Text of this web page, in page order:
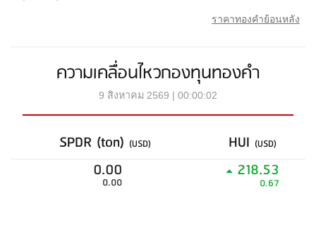
ราคาทองคำย้อนหลัง
ความเคลื่อนไหวกองทุนทองคำ
9 สิงหาคม 2569 | 00:00:02
SPDR (ton) (USD) HUI (USD)
0.00
0.00
218.53
0.67